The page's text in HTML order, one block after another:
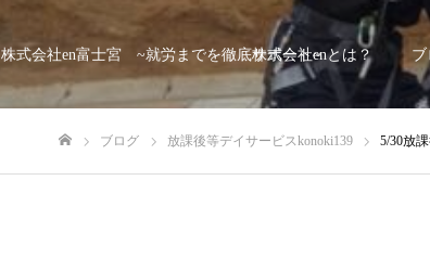
株式会社en富士宮 ~就労までを徹底サポート~
株式会社enとは？
ブログ 放課後等デイサービスkonoki139 5/30放